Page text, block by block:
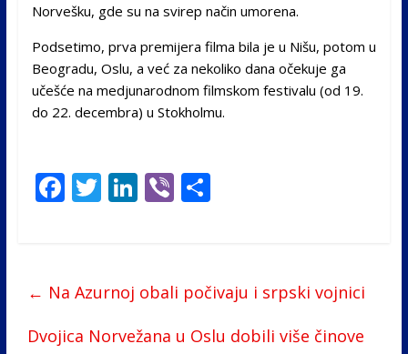
Norvešku, gde su na svirep način umorena.
Podsetimo, prva premijera filma bila je u Nišu, potom u
Beogradu, Oslu, a već za nekoliko dana očekuje ga
učešće na medjunarodnom filmskom festivalu (od 19.
do 22. decembra) u Stokholmu.
F
o
o
T Li
dI
n
Vi S
← Na Azurnoj obali počivaju i srpski vojnici
Dvojica Norvežana u Oslu dobili više činove